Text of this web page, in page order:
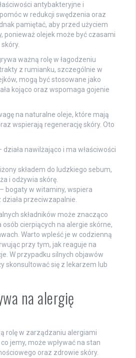
antybakteryjne i
w redukcji swędzenia oraz
pamiętać, aby przed użyciem
ponieważ olejek może być czasami
ważną rolę w łagodzeniu
z rumianku, szczególnie w
mogą być stosowane jako
kojąco oraz wspomaga gojenie
na naturalne oleje, które mają
wspierają regenerację skóry. Oto
działa nawilżająco i ma właściwości
składem do ludzkiego sebum,
i odżywia skórę.
– bogaty w witaminy, wspiera
przeciwzapalnie.
składników może znacząco
cierpiących na alergie skórne,
Warto wpleść je w codzienną
przy tym, jak reaguje na
W przypadku silnych objawów
skonsultować się z lekarzem lub
na alergię
rolę w zarządzaniu alergiami
jemy, może wpływać na stan
oraz zdrowie skóry.